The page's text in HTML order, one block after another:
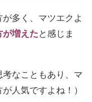
多く、マツエクよ
が増えたと感じま
考なこともあり、マ
人気ですよね！）